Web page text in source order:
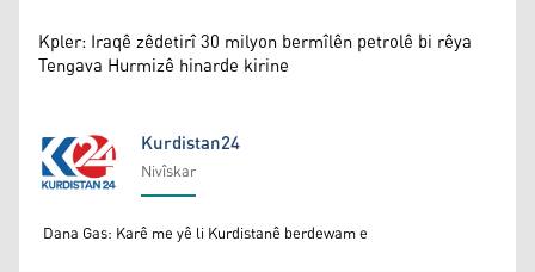
Kpler: Iraqê zêdetirî 30 milyon bermîlên petrolê bi rêya
Tengava Hurmizê hinarde kirine
Kurdistan24
Kurdistan24
Nivîskar
Dana Gas: Karê me yê li Kurdistanê berdewam e